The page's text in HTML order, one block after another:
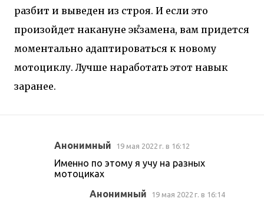
разбит и выведен из строя. И если это
произойдет накануне экзамена, вам придется
моментально адаптироваться к новому
мотоциклу. Лучше наработать этот навык
заранее.
Анонимный 19 мая 2022 г. в 16:12
Именно по этому я учу на разных
мотоциках
Анонимный 19 мая 2022 г. в 16:14